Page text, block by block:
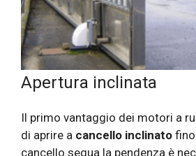
Apertura inclinata
Il primo vantaggio dei motori a
di aprire a cancello inclinato
cancello segua la pendenza è